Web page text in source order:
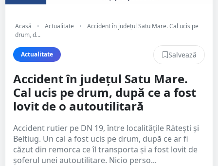
Acasă • Actualitate •
Accident în județul Satu Mare. Cal ucis pe
drum, d...
Actualitate Salvează
Accident în județul Satu Mare.
Cal ucis pe drum, după ce a fost
lovit de o autoutilitară
Accident rutier pe DN 19, între localitățile Rătești și
Beltiug. Un cal a fost ucis pe drum, după ce ar fi
căzut din remorca ce îl transporta și a fost lovit de
șoferul unei autoutilitare. Nicio perso...